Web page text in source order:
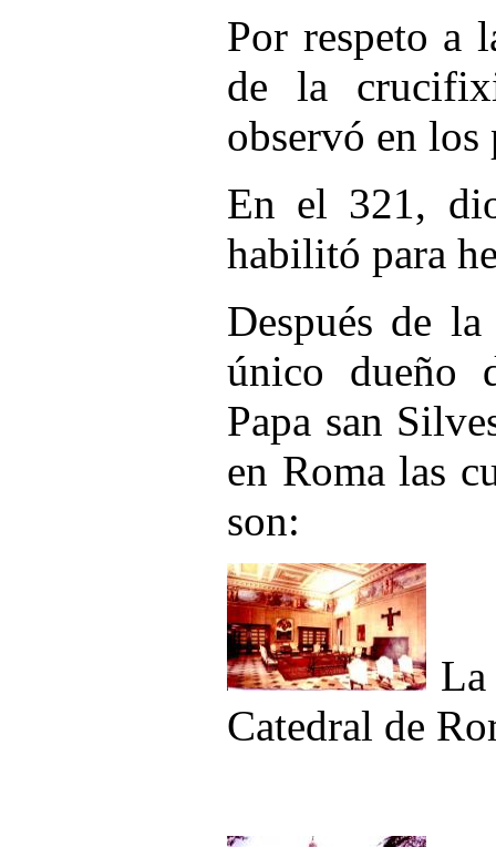
Por respeto a
de la
observó en los
En el 321,
habilitó para
Después de
único dueño
Papa san
en Roma las
son:
La
Catedral de